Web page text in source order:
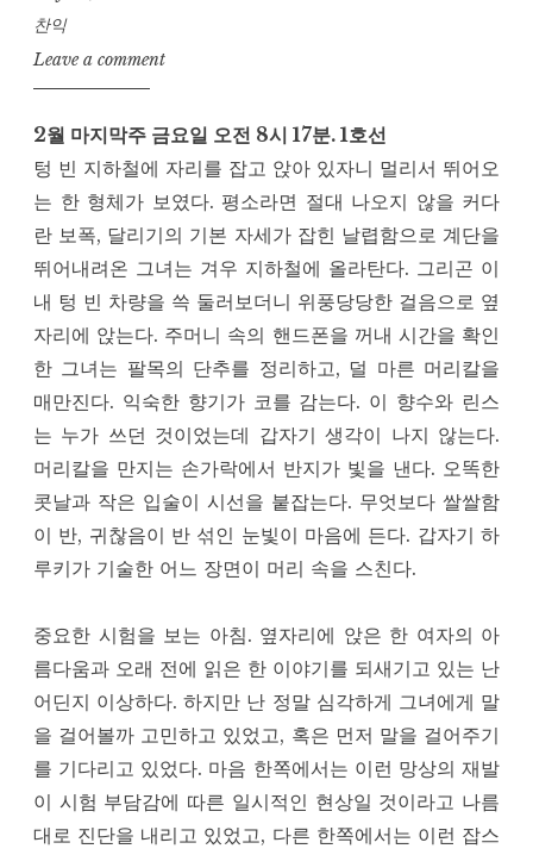
찬익
Leave a comment
2월 마지막주 금요일 오전 8시 17분. 1호선
텅 빈 지하철에 자리를 잡고 앉아 있자니 멀리서 뛰어오
는 한 형체가 보였다. 평소라면 절대 나오지 않을 커다
란 보폭, 달리기의 기본 자세가 잡힌 날렵함으로 계단을
뛰어내려온 그녀는 겨우 지하철에 올라탄다. 그리곤 이
내 텅 빈 차량을 쓱 둘러보더니 위풍당당한 걸음으로 옆
자리에 앉는다. 주머니 속의 핸드폰을 꺼내 시간을 확인
한 그녀는 팔목의 단추를 정리하고, 덜 마른 머리칼을
매만진다. 익숙한 향기가 코를 감는다. 이 향수와 린스
는 누가 쓰던 것이었는데 갑자기 생각이 나지 않는다.
머리칼을 만지는 손가락에서 반지가 빛을 낸다. 오똑한
콧날과 작은 입술이 시선을 붙잡는다. 무엇보다 쌀쌀함
이 반, 귀찮음이 반 섞인 눈빛이 마음에 든다. 갑자기 하
루키가 기술한 어느 장면이 머리 속을 스친다.
중요한 시험을 보는 아침. 옆자리에 앉은 한 여자의 아
름다움과 오래 전에 읽은 한 이야기를 되새기고 있는 난
어딘지 이상하다. 하지만 난 정말 심각하게 그녀에게 말
을 걸어볼까 고민하고 있었고, 혹은 먼저 말을 걸어주기
를 기다리고 있었다. 마음 한쪽에서는 이런 망상의 재발
이 시험 부담감에 따른 일시적인 현상일 것이라고 나름
대로 진단을 내리고 있었고, 다른 한쪽에서는 이런 잡스